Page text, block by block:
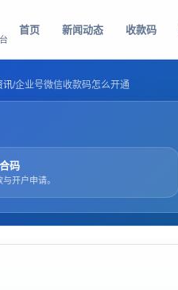
首页 新闻动态 收款码
讯/企业号微信收款码怎么开通
码
开户申请。